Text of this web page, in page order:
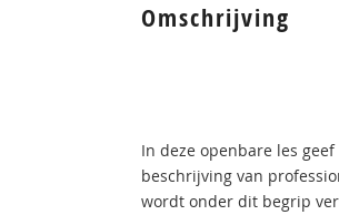
Omschrijving
In deze openbare les
beschrijving van
wordt onder dit begrip